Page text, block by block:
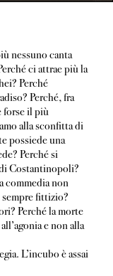
nessuno canta
ci attrae più la
Perché
Perché, fra
forse il più
alla sconfitta di
possiede una
Perché si
Costantinopoli?
commedia non
fittizio?
Perché la morte
e non alla
L’incubo è assai